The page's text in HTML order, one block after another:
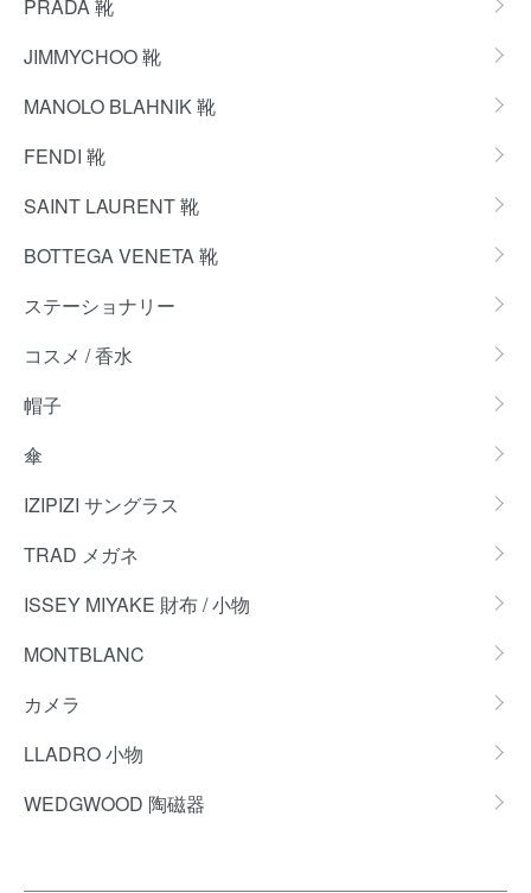
PRADA 靴
JIMMYCHOO 靴
MANOLO BLAHNIK 靴
FENDI 靴
SAINT LAURENT 靴
BOTTEGA VENETA 靴
ステーショナリー
コスメ / 香水
帽子
傘
IZIPIZI サングラス
TRAD メガネ
ISSEY MIYAKE 財布 / 小物
MONTBLANC
カメラ
LLADRO 小物
WEDGWOOD 陶磁器